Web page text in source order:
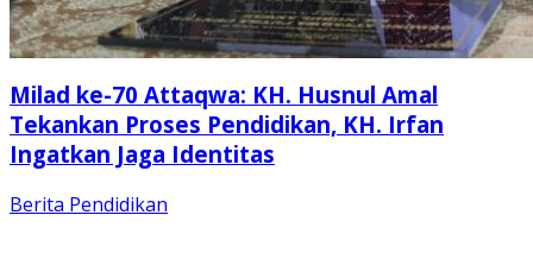
Milad ke-70 Attaqwa: KH. Husnul Amal
Tekankan Proses Pendidikan, KH. Irfan
Ingatkan Jaga Identitas
Berita Pendidikan